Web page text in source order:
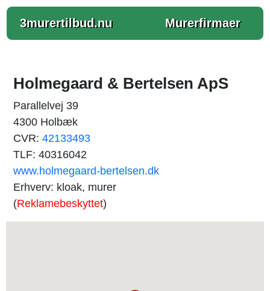
3murertilbud.nu Murerfirmaer
Holmegaard & Bertelsen ApS
Parallelvej 39
4300 Holbæk
CVR: 42133493
TLF: 40316042
www.holmegaard-bertelsen.dk
Erhverv: kloak, murer
(Reklamebeskyttet)